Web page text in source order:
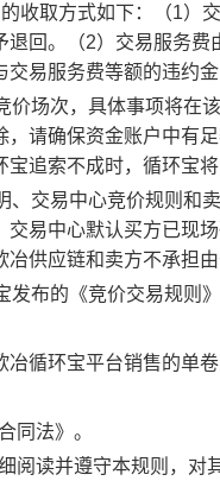
收取方式如下：（1）
退回。（2）交易服务
易服务费等额的违约
价场次，具体事项将在
，请确保资金账户中有
追索不成时，循环宝
、交易中心竞价规则和
易中心默认买方已现
供应链和卖方不承担由
布的《竞价交易规则》
循环宝平台销售的单卷
同法》。
阅读并遵守本规则，对